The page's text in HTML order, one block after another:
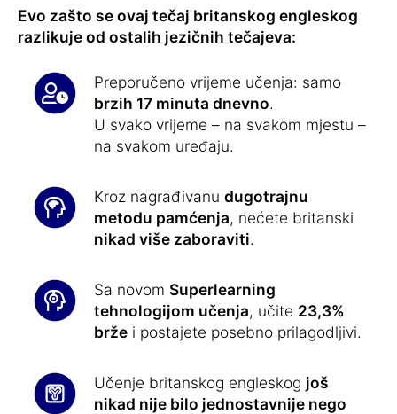
Evo zašto se ovaj tečaj britanskog engleskog
razlikuje od ostalih jezičnih tečajeva:
Preporučeno vrijeme učenja: samo
brzih 17 minuta dnevno.
U svako vrijeme – na svakom mjestu –
na svakom uređaju.
Kroz nagrađivanu dugotrajnu
metodu pamćenja, nećete britanski
nikad više zaboraviti.
Sa novom Superlearning
tehnologijom učenja, učite 23,3%
brže i postajete posebno prilagodljivi.
Učenje britanskog engleskog još
nikad nije bilo jednostavnije nego